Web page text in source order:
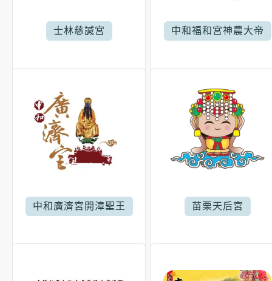
士林慈諴宮 中和福和宮神農大帝
中和廣濟宮開漳聖王 苗栗天后宮